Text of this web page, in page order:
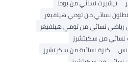
تيشيرت نسائي من بوما
نسائي من تومي هيلفيغر
نسائي من تومي هيلفيغر
من سكيتشرز
كنزة نسائية من سكيتشرز